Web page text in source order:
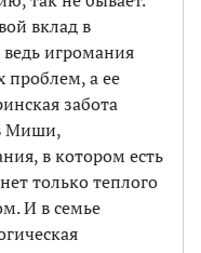
вклад в
игромания
а ее
забота
Миши,
в котором есть
только теплого
И в семье